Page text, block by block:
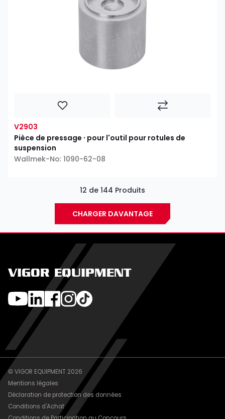
V2903
Pièce de pressage ∙ pour l'outil pour rotules de
suspension
Wallmek-No: 1090-62-08
12 de 144 Produits
CHARGER DAVANTAGE
VIGOR EQUIPMENT
© VIGOR EQUIPMENT 2026
Mentions légales
Déclaration de protection des données
Conditions d'Achat